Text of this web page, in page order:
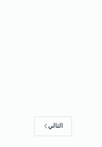
التالي